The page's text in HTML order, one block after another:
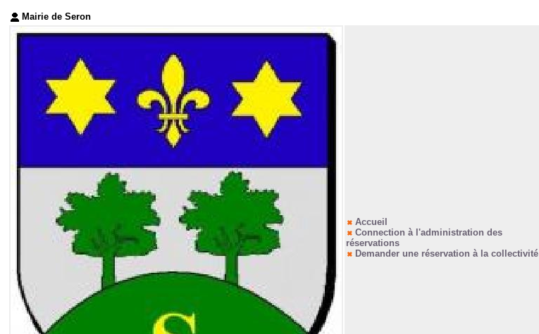
Mairie de Seron
Accueil
Connection à l'administration des
réservations
Demander une réservation à la collectivité